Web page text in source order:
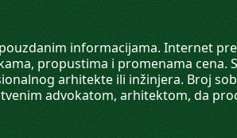
informacijama. Internet
propustima i promenama cena.
arhitekte ili inžinjera. Broj
advokatom, arhitektom, da